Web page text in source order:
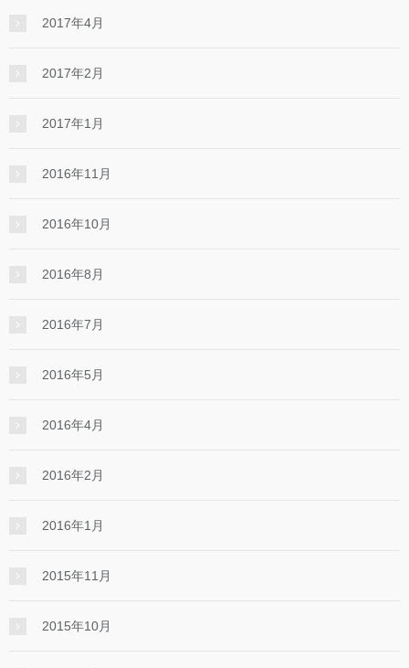
2017年4月
2017年2月
2017年1月
2016年11月
2016年10月
2016年8月
2016年7月
2016年5月
2016年4月
2016年2月
2016年1月
2015年11月
2015年10月